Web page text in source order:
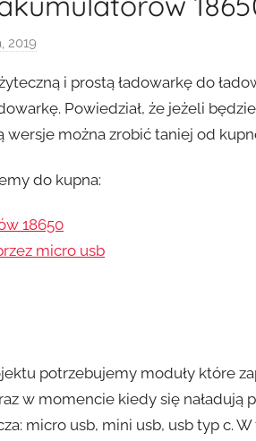
2019
z
e
z
o
e
S
h
i prostą ładowarkę do
Powiedział, że jeżeli
wersje można zrobić taniej od
do kupna:
18650
micro usb
potrzebujemy moduły które
w momencie kiedy się naładują
micro usb, mini usb, usb typ c.